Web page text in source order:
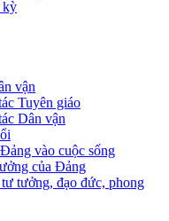
kỳ
vận
Tuyên giáo
Dân vận
vào cuộc sống
của Đảng
tưởng, đạo đức, phong